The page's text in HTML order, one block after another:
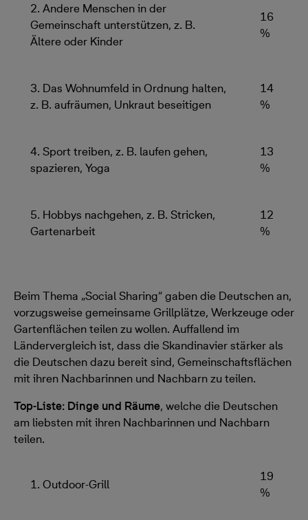
2. Andere Menschen in der
Gemeinschaft unterstützen, z. B.
Ältere oder Kinder
16
%
3. Das Wohnumfeld in Ordnung halten,
z. B. aufräumen, Unkraut beseitigen
14
%
4. Sport treiben, z. B. laufen gehen,
spazieren, Yoga
13
%
5. Hobbys nachgehen, z. B. Stricken,
Gartenarbeit
12
%
Beim Thema „Social Sharing“ gaben die Deutschen an,
vorzugsweise gemeinsame Grillplätze, Werkzeuge oder
Gartenflächen teilen zu wollen. Auffallend im
Ländervergleich ist, dass die Skandinavier stärker als
die Deutschen dazu bereit sind, Gemeinschaftsflächen
mit ihren Nachbarinnen und Nachbarn zu teilen.
Top-Liste: Dinge und Räume, welche die Deutschen
am liebsten mit ihren Nachbarinnen und Nachbarn
teilen.
1. Outdoor-Grill
19
%